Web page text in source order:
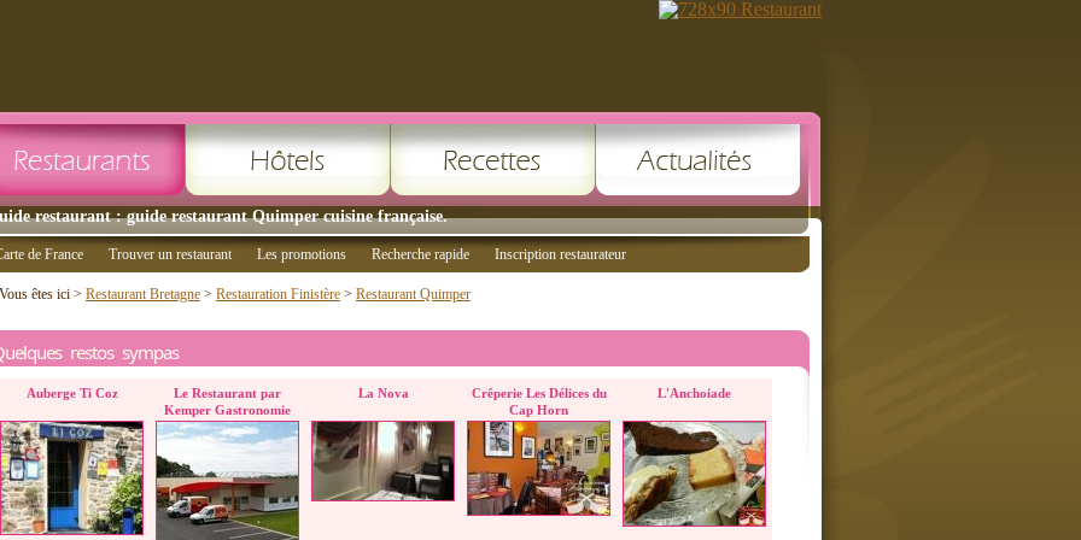
restaurant : guide restaurant Quimper cuisine française.
de France Trouver un restaurant Les promotions Recherche rapide Inscription restaurateur
Vous êtes ici > Restaurant Bretagne > Restauration Finistère > Restaurant Quimper
restos sympas
Auberge Ti Coz
Le Restaurant par
Kemper Gastronomie
La Nova
Crêperie Les Délices du
Cap Horn
L'Anchoiade